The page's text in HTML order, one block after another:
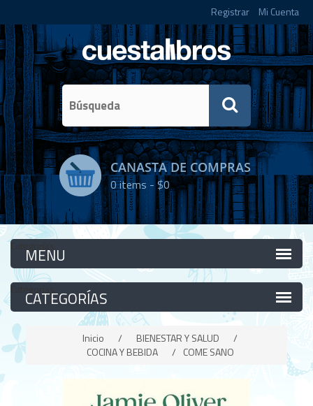
Registrar Mi Cuenta
CANASTA DE COMPRAS
0items -$0
Categorías
Categorías
Inicio / BIENESTAR Y SALUD
/
COCINA Y BEBIDA
/ COME SANO